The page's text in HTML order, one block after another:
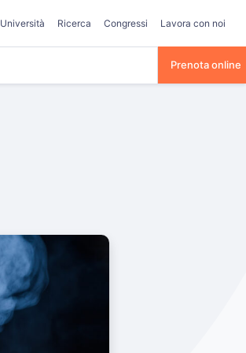
Università Ricerca Congressi Lavora con noi
Prenota online